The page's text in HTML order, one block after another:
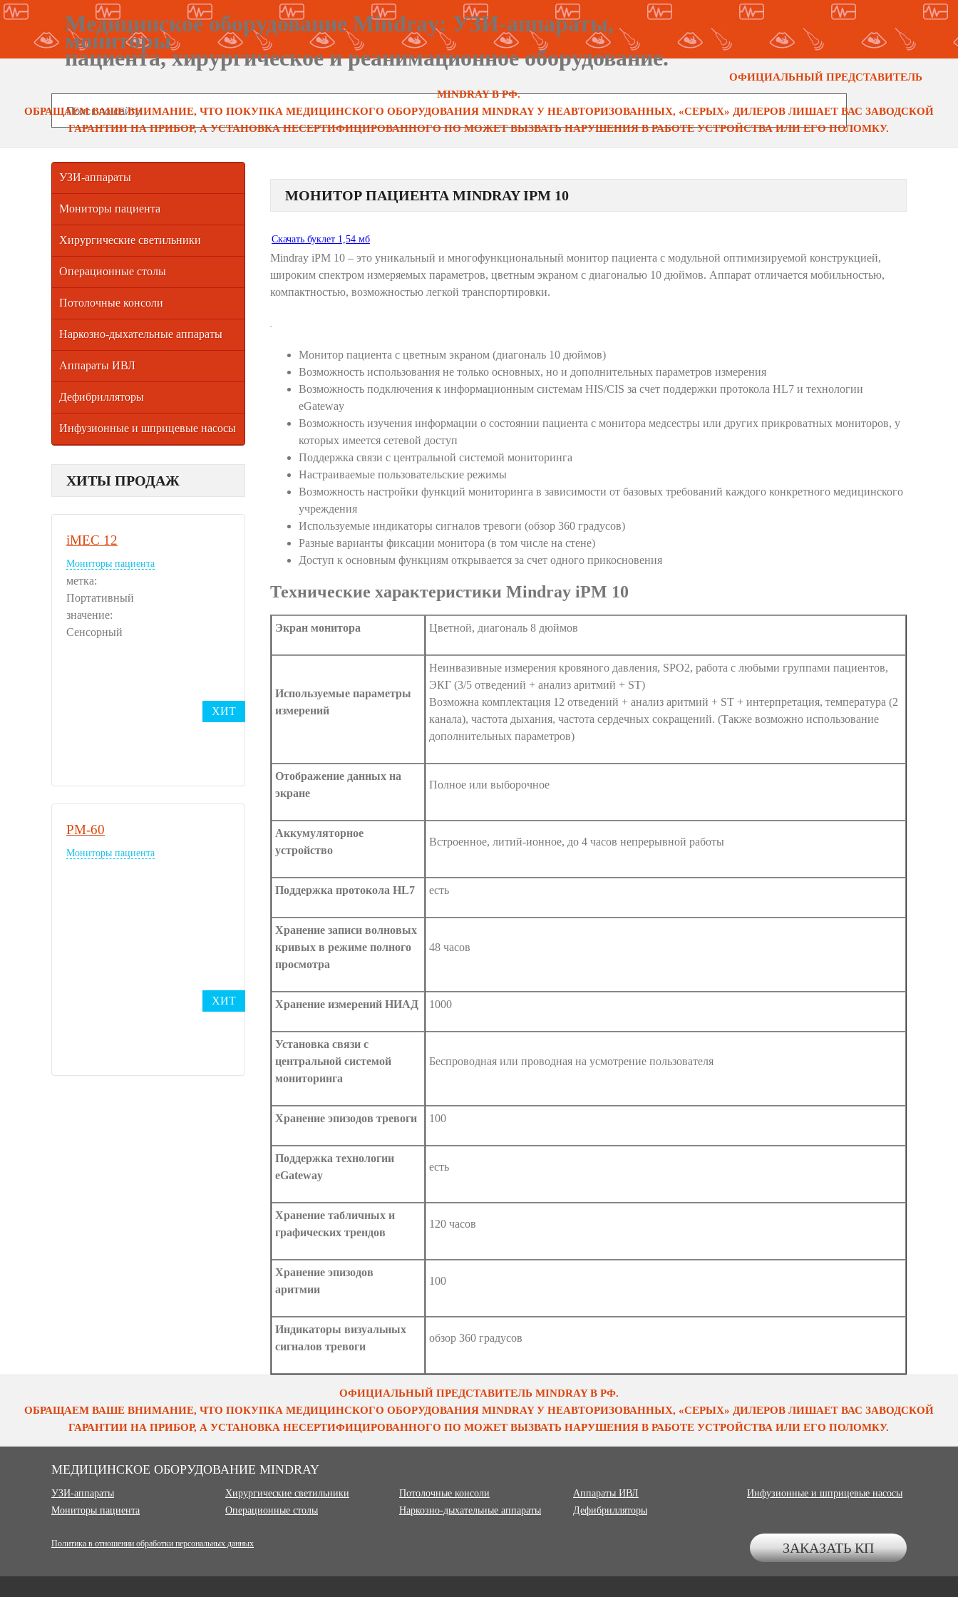
Медицинское оборудование Mindray: УЗИ-аппараты,
мониторы
пациента, хирургическое и реанимационное оборудование.
ОФИЦИАЛЬНЫЙ ПРЕДСТАВИТЕЛЬ
MINDRAY В РФ.
ОБРАЩАЕМ ВАШЕ ВНИМАНИЕ, ЧТО ПОКУПКА МЕДИЦИНСКОГО ОБОРУДОВАНИЯ MINDRAY У НЕАВТОРИЗОВАННЫХ, «СЕРЫХ» ДИЛЕРОВ ЛИШАЕТ ВАС ЗАВОДСКОЙ
ГАРАНТИИ НА ПРИБОР, А УСТАНОВКА НЕСЕРТИФИЦИРОВАННОГО ПО МОЖЕТ ВЫЗВАТЬ НАРУШЕНИЯ В РАБОТЕ УСТРОЙСТВА ИЛИ ЕГО ПОЛОМКУ.
УЗИ-аппараты
Мониторы пациента
Хирургические светильники
Операционные столы
Потолочные консоли
Наркозно-дыхательные аппараты
Аппараты ИВЛ
Дефибрилляторы
Инфузионные и шприцевые насосы
ХИТЫ ПРОДАЖ
iMEC 12
ХИТ
Мониторы пациента
метка:
Портативный
значение:
Сенсорный
PM-60
ХИТ
Мониторы пациента
МОНИТОР ПАЦИЕНТА MINDRAY IPM 10
Скачать буклет 1,54 мб
Mindray iPM 10 – это уникальный и многофункциональный монитор пациента с модульной оптимизируемой конструкцией,
широким спектром измеряемых параметров, цветным экраном с диагональю 10 дюймов. Аппарат отличается мобильностью,
компактностью, возможностью легкой транспортировки.
Монитор пациента с цветным экраном (диагональ 10 дюймов)
Возможность использования не только основных, но и дополнительных параметров измерения
Возможность подключения к информационным системам HIS/CIS за счет поддержки протокола HL7 и технологии
eGateway
Возможность изучения информации о состоянии пациента с монитора медсестры или других прикроватных мониторов, у
которых имеется сетевой доступ
Поддержка связи с центральной системой мониторинга
Настраиваемые пользовательские режимы
Возможность настройки функций мониторинга в зависимости от базовых требований каждого конкретного медицинского
учреждения
Используемые индикаторы сигналов тревоги (обзор 360 градусов)
Разные варианты фиксации монитора (в том числе на стене)
Доступ к основным функциям открывается за счет одного прикосновения
Технические характеристики Mindray iPM 10
Экран монитора Цветной, диагональ 8 дюймов
Используемые параметры
измерений
Неинвазивные измерения кровяного давления, SPO2, работа с любыми группами пациентов,
ЭКГ (3/5 отведений + анализ аритмий + ST)
Возможна комплектация 12 отведений + анализ аритмий + ST + интерпретация, температура (2
канала), частота дыхания, частота сердечных сокращений. (Также возможно использование
дополнительных параметров)
Отображение данных на
экране
Полное или выборочное
Аккумуляторное
устройство
Встроенное, литий-ионное, до 4 часов непрерывной работы
Поддержка протокола HL7 есть
Хранение записи волновых
кривых в режиме полного
просмотра
48 часов
Хранение измерений НИАД 1000
Установка связи с
центральной системой
мониторинга
Беспроводная или проводная на усмотрение пользователя
Хранение эпизодов тревоги 100
Поддержка технологии
eGateway
есть
Хранение табличных и
графических трендов
120 часов
Хранение эпизодов
аритмии
100
Индикаторы визуальных
сигналов тревоги
обзор 360 градусов
ОФИЦИАЛЬНЫЙ ПРЕДСТАВИТЕЛЬ MINDRAY В РФ.
ОБРАЩАЕМ ВАШЕ ВНИМАНИЕ, ЧТО ПОКУПКА МЕДИЦИНСКОГО ОБОРУДОВАНИЯ MINDRAY У НЕАВТОРИЗОВАННЫХ, «СЕРЫХ» ДИЛЕРОВ ЛИШАЕТ ВАС ЗАВОДСКОЙ
ГАРАНТИИ НА ПРИБОР, А УСТАНОВКА НЕСЕРТИФИЦИРОВАННОГО ПО МОЖЕТ ВЫЗВАТЬ НАРУШЕНИЯ В РАБОТЕ УСТРОЙСТВА ИЛИ ЕГО ПОЛОМКУ.
МЕДИЦИНСКОЕ ОБОРУДОВАНИЕ MINDRAY
УЗИ-аппараты
Мониторы пациента
Хирургические светильники
Операционные столы
Потолочные консоли
Наркозно-дыхательные аппараты
Аппараты ИВЛ
Дефибрилляторы
Инфузионные и шприцевые насосы
Политика в отношении обработки персональных данных ЗАКАЗАТЬ КП